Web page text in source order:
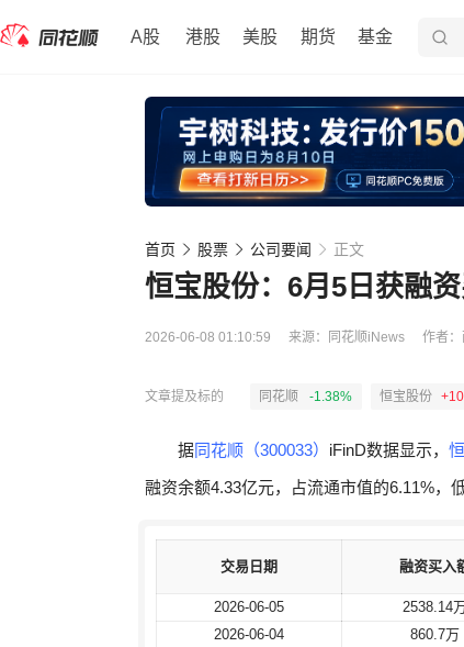
A股 港股 美股 期货 基金
首页 股票 公司要闻 正文
恒宝股份：6月5日获融
2026-06-08 01:10:59 来源： 同花顺iNews 作者：
文章提及标的 同花顺 -1.38% 恒宝股份
据同花顺（300033） iFinD数据显示，
融资余额4.33亿元，占流通市值的6.11%，
交易日期 融资买入
2026-06-05 2538.14
2026-06-04
860.7万
交易日期 融资买入
2026-06-05 2538.14
2026-06-04
860.7万